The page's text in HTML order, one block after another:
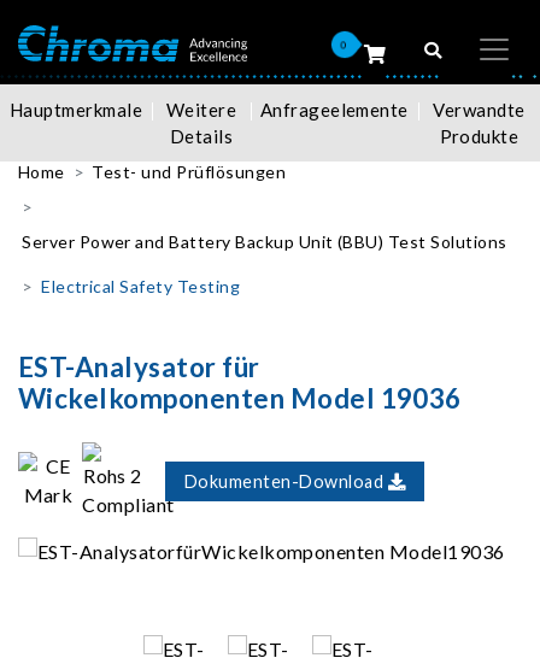
0
Hauptmerkmale
Weitere
Details
Anfrageelemente
Verwandte
Produkte
Home Test- und Prüflösungen
Server Power and Battery Backup Unit (BBU) Test Solutions
Electrical Safety Testing
EST-Analysator für
Wickelkomponenten Model 19036
Dokumenten-Download